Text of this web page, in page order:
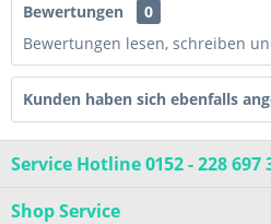
Bewertungen
0
Bewertungen lesen, schreiben
Kunden haben sich ebenfalls
Service Hotline 0152 - 228 697
Shop Service